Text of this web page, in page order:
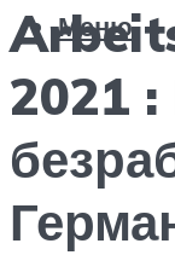
Меню
2021